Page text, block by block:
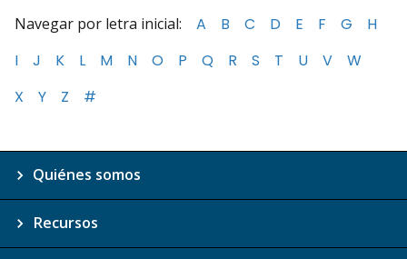
Navegar por letra inicial: A B C D E F G
H
I
J K L M N O P Q R S T U V
W
X
Y Z #
Quiénes somos
Recursos